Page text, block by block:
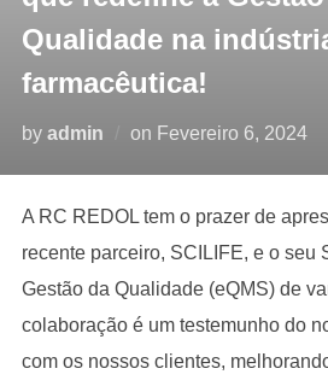
Qualidade na
farmacêutica!
by admin on Fevereiro 6, 2024
A RC REDOL tem o prazer de
recente parceiro, SCILIFE, e o seu
Gestão da Qualidade (eQMS) de
colaboração é um testemunho do
com os nossos clientes,